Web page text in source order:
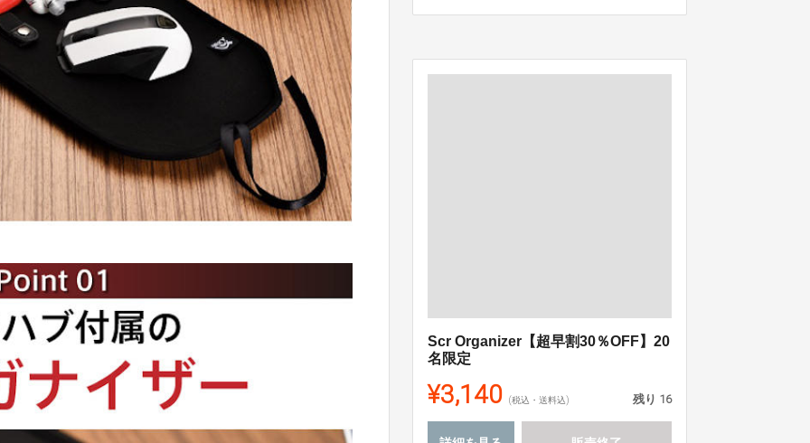
Scr Organizer【超早割30％OFF】20
名限定
¥3,140 (税込・送料込) 残り 16